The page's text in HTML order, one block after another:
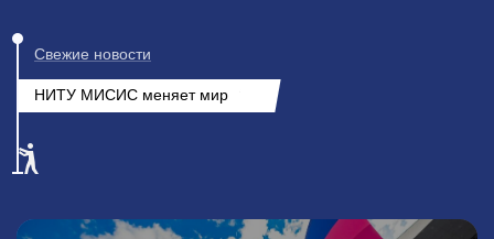
Свежие новости
НИТУ МИСИС меняет мир